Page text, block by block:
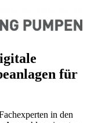
für
in den